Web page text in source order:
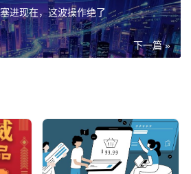
进现在，这波操作绝了
下一篇 »